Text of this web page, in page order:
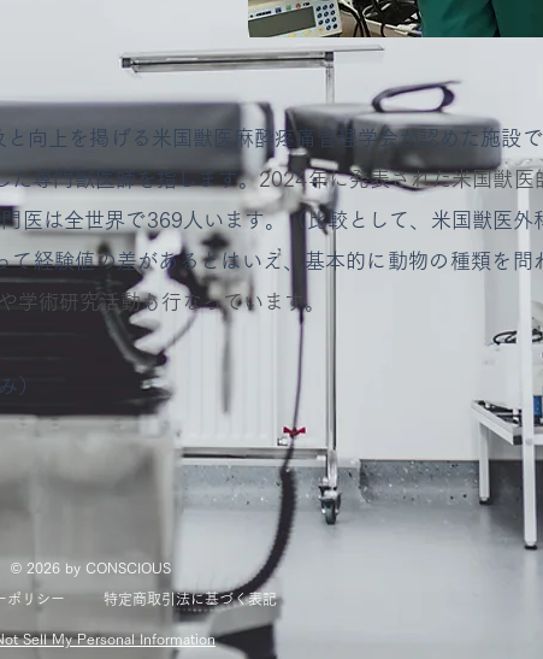
向上を掲げる 米国獣医麻酔疼痛管理学会が認めた施設
た専門獣医師を指します。2024年に発表された米国獣医
医は全世界で369人います。（比較として、米国獣医外
経験値の差があるとはいえ、 基本的に動物の種類を問
学術研究活動も行なっています。
）
© 2026 by CONSCIOUS
ポリシー 特定商取引法に基づく表記
Sell My Personal Information